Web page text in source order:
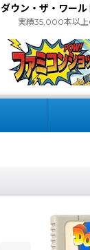
ダウン・ザ・ワー
実績35,000本以上